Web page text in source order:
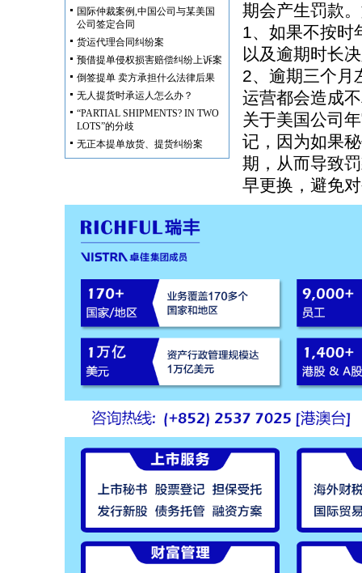
国际仲裁案例,中国公司与某美国
公司签定合同
货运代理合同纠纷案
预借提单侵权损害赔偿纠纷上诉案
倒签提单 卖方承担什么法律后果
无人提货时承运人怎么办？
“PARTIAL SHIPMENTS? IN TWO
LOTS”的分歧
无正本提单放货、提货纠纷案
期会产生罚款
1、如果不按时
以及逾期时长
2、逾期三个月
运营都会造成
关于美国公司
记，因为如果
期，从而导致
早更换，避免